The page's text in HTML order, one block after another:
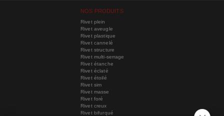
NOS PRODUITS
Rivet plein
Rivet aveugle
Rivet plastique
Rivet cannelé
Rivet structure
Rivet multi-serrage
Rivet étanche
Rivet éclaté
Rivet étoilé
Rivet sim
Rivet masse
Rivet foré
Rivet creux
Rivet bifurqué